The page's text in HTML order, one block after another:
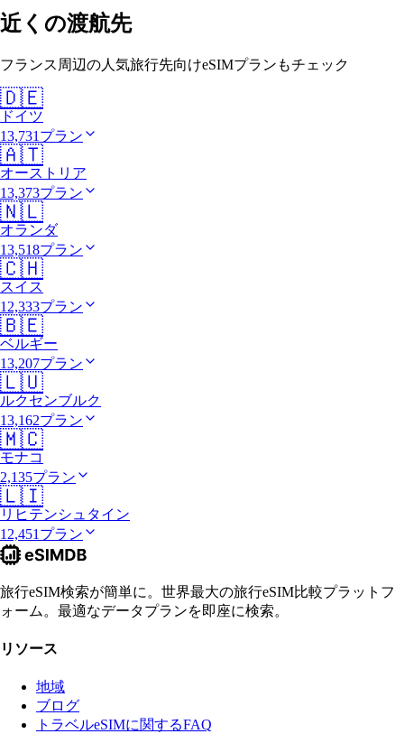
近くの渡航先
フランス周辺の人気旅行先向けeSIMプランもチェック
🇩🇪
ドイツ
13,731プラン
🇦🇹
オーストリア
13,373プラン
🇳🇱
オランダ
13,518プラン
🇨🇭
スイス
12,333プラン
🇧🇪
ベルギー
13,207プラン
🇱🇺
ルクセンブルク
13,162プラン
🇲🇨
モナコ
2,135プラン
🇱🇮
リヒテンシュタイン
12,451プラン
旅行eSIM検索が簡単に。世界最大の旅行eSIM比較プラットフ
ォーム。最適なデータプランを即座に検索。
リソース
地域
ブログ
トラベルeSIMに関するFAQ